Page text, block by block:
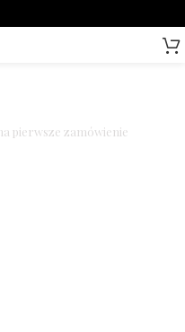
pierwsze zamówienie